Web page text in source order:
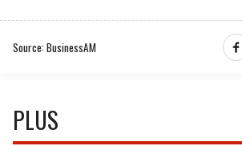
Source: BusinessAM
PLUS